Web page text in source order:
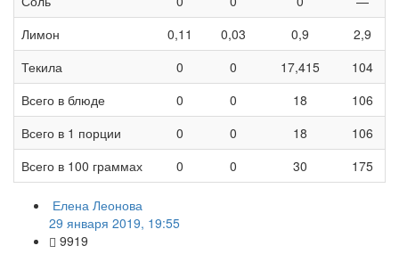
Лимон
0,11 0,03 0,9
2,9
Текила
0 0 17,415
104
Всего в блюде
0 0 18
106
Всего в 1 порции
0 0 18
106
Всего в 100 граммах
0 0 30 175
Елена Леонова
29 января 2019, 19:55
9919